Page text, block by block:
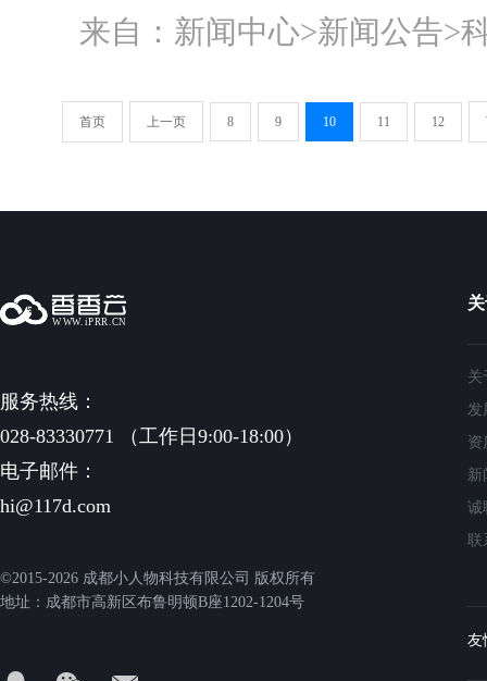
来自：新闻中心>新闻公告>
首页 上一页 8 9 10 11 12
服务热线：
028-83330771 （工作日9:00-18:00）
电子邮件：
hi@117d.com
©2015-2026 成都小人物科技有限公司 版权所有
地址：成都市高新区布鲁明顿B座1202-1204号
关
发
资
新
诚
联